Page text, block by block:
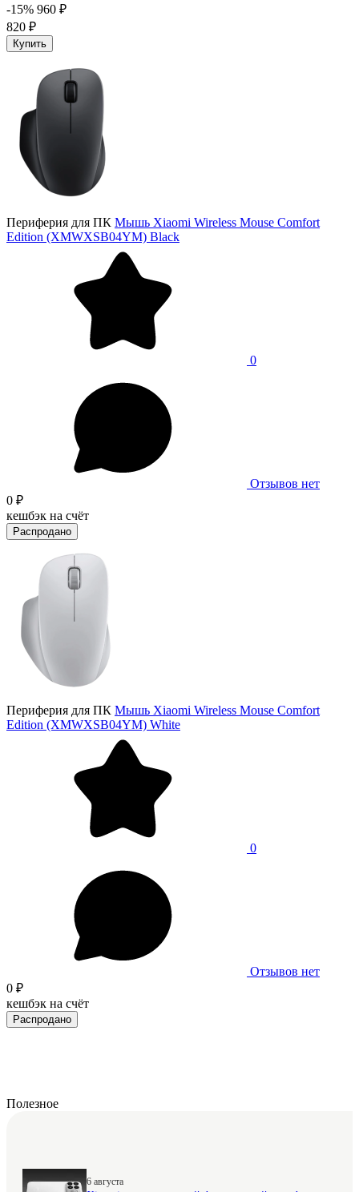
-15% 960 ₽
820 ₽
Купить
Периферия для ПК Мышь Xiaomi Wireless Mouse Comfort
Edition (XMWXSB04YM) Black
0
Отзывов нет
0 ₽
кешбэк на счёт
Распродано
Периферия для ПК Мышь Xiaomi Wireless Mouse Comfort
Edition (XMWXSB04YM) White
0
Отзывов нет
0 ₽
кешбэк на счёт
Распродано
Полезное
6 августа